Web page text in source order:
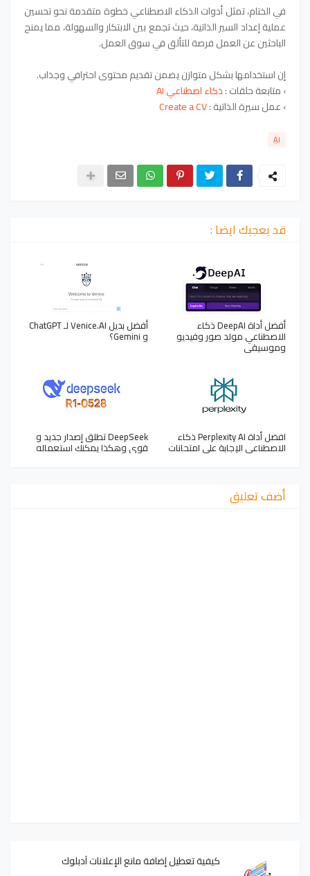
في الختام، تمثل أدوات الذكاء الاصطناعي خطوة متقدمة نحو تحسين
عملية إعداد السير الذاتية، حيث تجمع بين الابتكار والسهولة، مما يمنح
الباحثين عن العمل فرصة للتألق في سوق العمل.
إن استخدامها بشكل متوازن يضمن تقديم محتوى احترافي وجذاب.
› متابعة حلقات:ذكاء اصطناعي AI
›عمل سيرة الذاتية :Create a CV
AI
قد يعجبك ايضا :
أفضل أداة DeepAI ذكاء
الاصطناعي مولد صور وفيديو
وموسيقى
أفضل بديل Venice.AI لـ ChatGPT
و Gemini؟
افضل أداة Perplexity AI ذكاء
الاصطناعي الإجابة على امتحانات
DeepSeek تطلق إصدار جديد و
قوي وهكذا يمكنك استعماله
أضف تعليق
كيفية تعطيل إضافة مانع الإعلانات آدبلوك